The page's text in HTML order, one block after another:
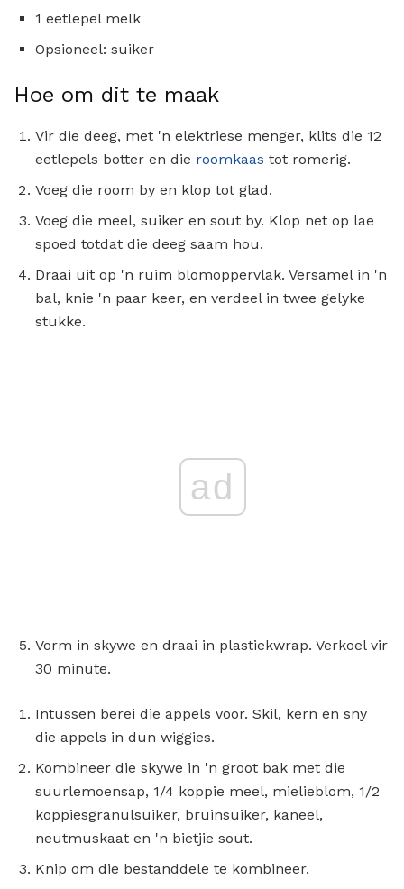
1 eetlepel melk
Opsioneel: suiker
Hoe om dit te maak
Vir die deeg, met 'n elektriese menger, klits die 12
eetlepels botter en die roomkaas tot romerig.
Voeg die room by en klop tot glad.
Voeg die meel, suiker en sout by. Klop net op lae
spoed totdat die deeg saam hou.
Draai uit op 'n ruim blomoppervlak. Versamel in 'n
bal, knie 'n paar keer, en verdeel in twee gelyke
stukke.
ad
Vorm in skywe en draai in plastiekwrap. Verkoel vir
30 minute.
Intussen berei die appels voor. Skil, kern en sny
die appels in dun wiggies.
Kombineer die skywe in 'n groot bak met die
suurlemoensap, 1/4 koppie meel, mielieblom, 1/2
koppiesgranulsuiker, bruinsuiker, kaneel,
neutmuskaat en 'n bietjie sout.
Knip om die bestanddele te kombineer.